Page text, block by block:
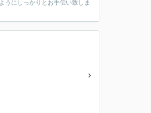
うにしっかりとお手伝い致しま